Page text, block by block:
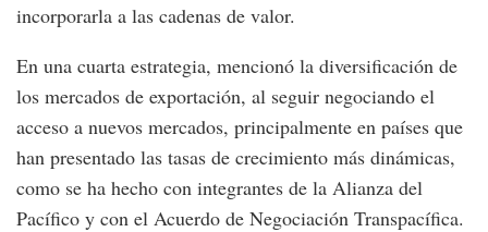
incorporarla a las cadenas de valor.
En una cuarta estrategia, mencionó la diversificación de
los mercados de exportación, al seguir negociando el
acceso a nuevos mercados, principalmente en países que
han presentado las tasas de crecimiento más dinámicas,
como se ha hecho con integrantes de la Alianza del
Pacífico y con el Acuerdo de Negociación Transpacífica.